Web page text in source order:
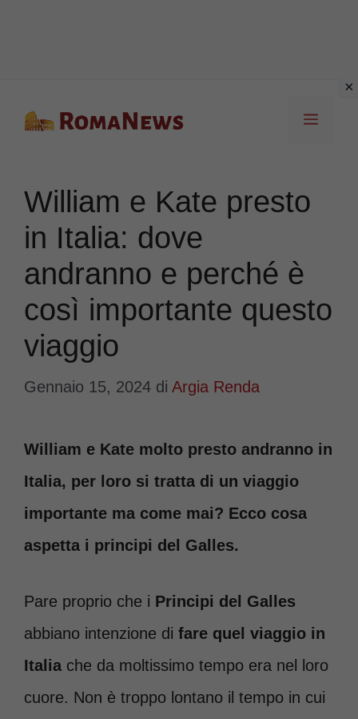
Menu
William e Kate presto
in Italia: dove
andranno e perché è
così importante questo
viaggio
Gennaio 15, 2024 di Argia Renda
William e Kate molto presto andranno in
Italia, per loro si tratta di un viaggio
importante ma come mai? Ecco cosa
aspetta i principi del Galles.
Pare proprio che i Principi del Galles
abbiano intenzione di fare quel viaggio in
Italia che da moltissimo tempo era nel loro
cuore. Non è troppo lontano il tempo in cui